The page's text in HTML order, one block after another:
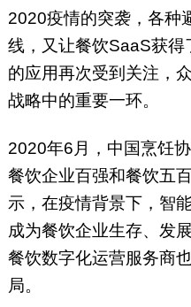
2020疫情的突袭，各种
线，又让餐饮SaaS获得
的应用再次受到关注，
战略中的重要一环。
2020年6月，中国烹饪
餐饮企业百强和餐饮五
示，在疫情背景下，智
成为餐饮企业生存、发
餐饮数字化运营服务商
局。